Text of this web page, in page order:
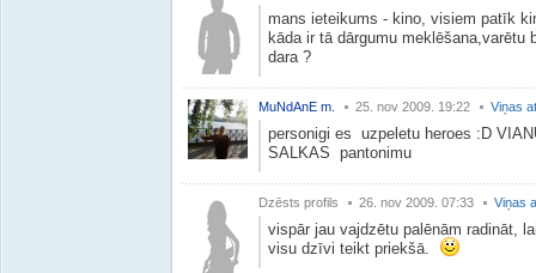
mans ieteikums - kino, visiem patīk
kāda ir tā dārgumu
dara ?
MuNdAnE m. 25. nov 2009. 19:22 Viņas
personigi es uzpeletu heroes :D
SALKAS pantonimu
Dzēsts profils 26. nov 2009. 07:33 Viņas
vispār jau vajdzētu palēnām radināt,
visu dzīvi teikt priekšā.